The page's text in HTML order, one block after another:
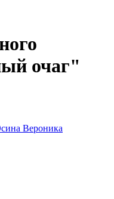
очаг"
Вероника